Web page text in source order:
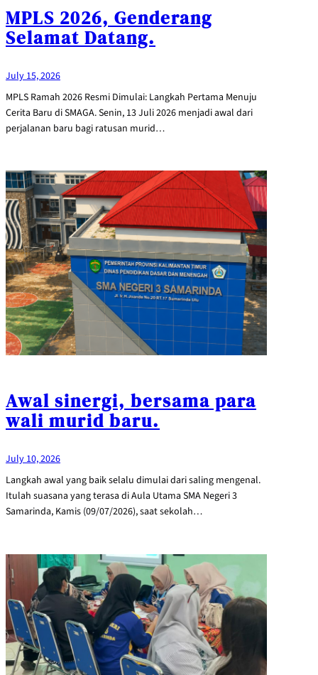
MPLS 2026, Genderang
Selamat Datang.
July 15, 2026
MPLS Ramah 2026 Resmi Dimulai: Langkah Pertama Menuju
Cerita Baru di SMAGA. Senin, 13 Juli 2026 menjadi awal dari
perjalanan baru bagi ratusan murid…
Awal sinergi, bersama para
wali murid baru.
July 10, 2026
Langkah awal yang baik selalu dimulai dari saling mengenal.
Itulah suasana yang terasa di Aula Utama SMA Negeri 3
Samarinda, Kamis (09/07/2026), saat sekolah…